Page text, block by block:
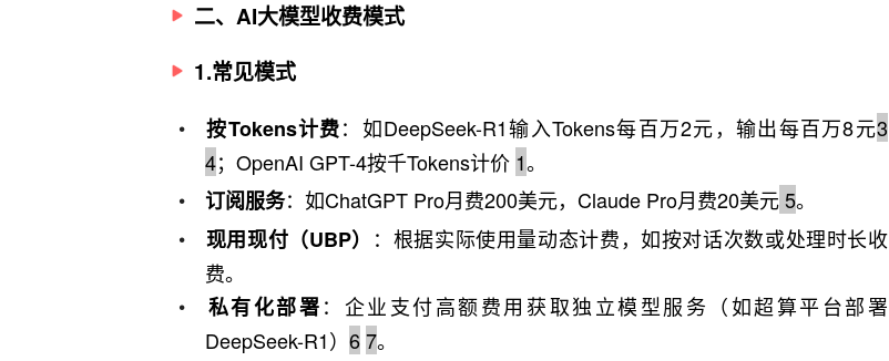
二、AI大模型收费模式
1.常见模式
按Tokens计费：如DeepSeek-R1输入Tokens每百万2元，输出每百万8元3
4；OpenAI GPT-4按千Tokens计价 1。
订阅服务：如ChatGPT Pro月费200美元，Claude Pro月费20美元5。
现用现付（UBP） ：根据实际使用量动态计费，如按对话次数或处理时长收
费。
私有化部署：企业支付高额费用获取独立模型服务（如超算平台部署
DeepSeek-R1） 67。